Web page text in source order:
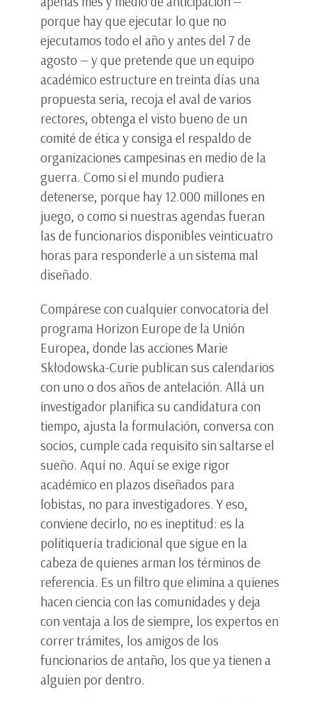
porque hay que ejecutar lo que no
ejecutamos todo el año y antes del 7 de
agosto — y que pretende que un equipo
académico estructure en treinta días una
propuesta seria, recoja el aval de varios
rectores, obtenga el visto bueno de un
comité de ética y consiga el respaldo de
organizaciones campesinas en medio de la
guerra. Como si el mundo pudiera
detenerse, porque hay 12.000 millones en
juego, o como si nuestras agendas fueran
las de funcionarios disponibles veinticuatro
horas para responderle a un sistema mal
diseñado.
Compárese con cualquier convocatoria del
programa Horizon Europe de la Unión
Europea, donde las acciones Marie
Skłodowska-Curie publican sus calendarios
con uno o dos años de antelación. Allá un
investigador planifica su candidatura con
tiempo, ajusta la formulación, conversa con
socios, cumple cada requisito sin saltarse el
sueño. Aquí no. Aquí se exige rigor
académico en plazos diseñados para
lobistas, no para investigadores. Y eso,
conviene decirlo, no es ineptitud: es la
politiquería tradicional que sigue en la
cabeza de quienes arman los términos de
referencia. Es un filtro que elimina a quienes
hacen ciencia con las comunidades y deja
con ventaja a los de siempre, los expertos en
correr trámites, los amigos de los
funcionarios de antaño, los que ya tienen a
alguien por dentro.